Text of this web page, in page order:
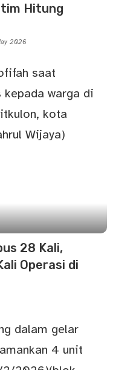
Hitung
2026
28 Kali,
Operasi di